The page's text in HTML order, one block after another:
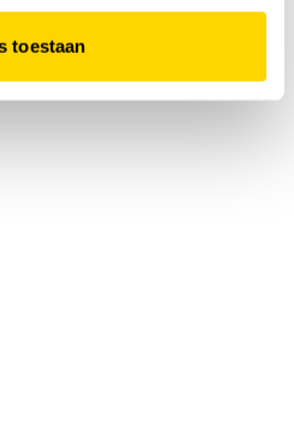
toestaan